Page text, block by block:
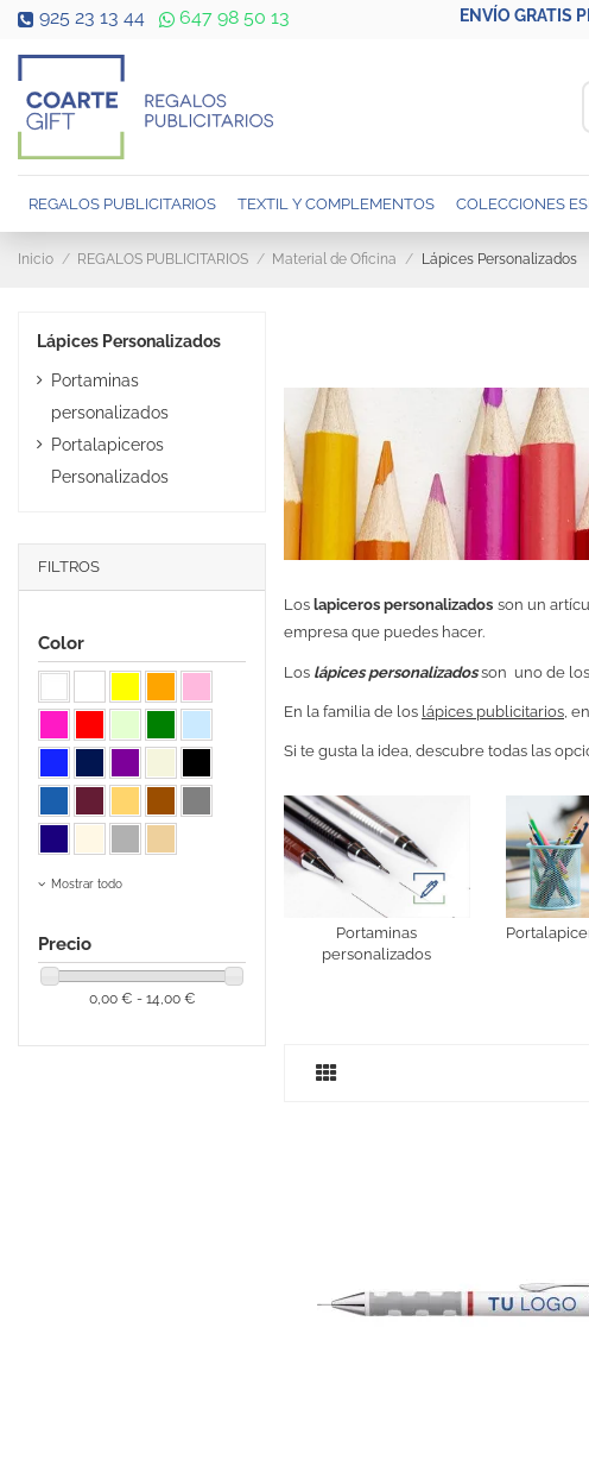
925 23 13 44 647 98 50 13 ENVÍO GRATIS
REGALOS PUBLICITARIOS TEXTIL Y COMPLEMENTOS COLECCIONES
Inicio REGALOS PUBLICITARIOS Material de Oficina Lápices Personalizados
Loslapiceros personalizados son un
empresa que puedes hacer.
Los lápices personalizadosson uno de los
En la familia de los lápices publicitarios ,
Si te gusta la idea, descubre todas las
Portaminas
personalizados
Lápices Personalizados
Portaminas
personalizados
Portalapiceros
Personalizados
FILTROS
Color
Mostrar todo
Precio
0,00 € - 14,00 €